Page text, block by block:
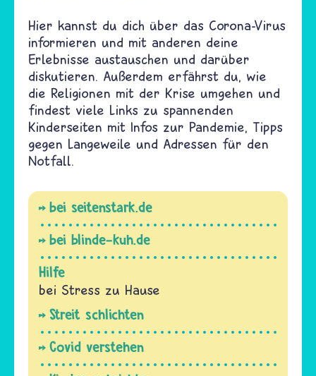
Hier kannst du dich über das Corona-Virus
informieren und mit anderen deine
Erlebnisse austauschen und darüber
diskutieren. Außerdem erfährst du, wie
die Religionen mit der Krise umgehen und
findest viele Links zu spannenden
Kinderseiten mit Infos zur Pandemie, Tipps
gegen Langeweile und Adressen für den
Notfall.
bei seitenstark.de
bei blinde-kuh.de
Hilfe
bei Stress zu Hause
Streit schlichten
Covid verstehen